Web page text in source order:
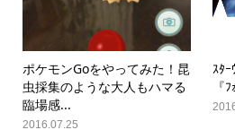
ポケモンGoをやってみた！昆
虫採集のような大人もハマる
臨場感...
2016.07.25
ｽﾀ
『